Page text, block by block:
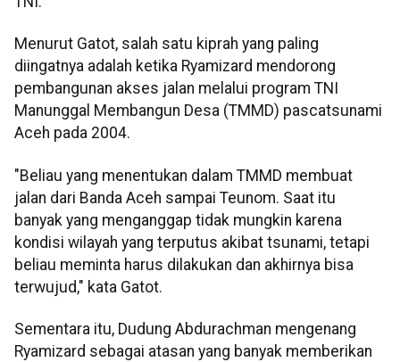
Menurut Gatot, salah satu kiprah yang paling
diingatnya adalah ketika Ryamizard mendorong
pembangunan akses jalan melalui program TNI
Manunggal Membangun Desa (TMMD) pascatsunami
Aceh pada 2004.
"Beliau yang menentukan dalam TMMD membuat
jalan dari Banda Aceh sampai Teunom. Saat itu
banyak yang menganggap tidak mungkin karena
kondisi wilayah yang terputus akibat tsunami, tetapi
beliau meminta harus dilakukan dan akhirnya bisa
terwujud," kata Gatot.
Sementara itu, Dudung Abdurachman mengenang
Ryamizard sebagai atasan yang banyak memberikan